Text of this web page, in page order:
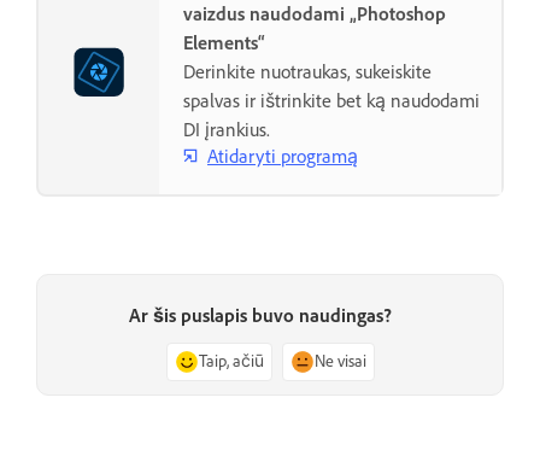
vaizdus naudodami „Photoshop
Elements“
Derinkite nuotraukas, sukeiskite
spalvas ir ištrinkite bet ką naudodami
DI įrankius.
Atidaryti programą
Ar šis puslapis buvo naudingas?
Taip, ačiū Ne visai